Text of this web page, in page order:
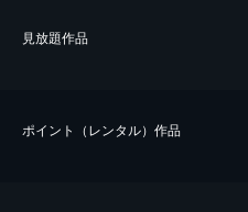
⾒放題作品
ポイント（レンタル）作品